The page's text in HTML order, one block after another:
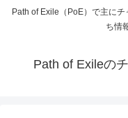
Path of Exile（PoE）で主に
ち情
Path of Exileの